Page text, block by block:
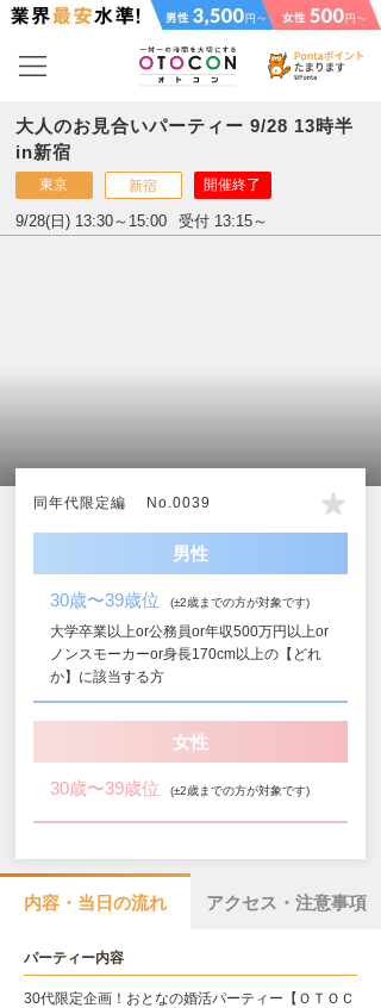
大人のお見合いパーティー 9/28 13時半
in新宿
東京 新宿 開催終了
9/28(日) 13:30～15:00 受付 13:15～
同年代限定編 No.0039
男性
30歳〜39歳位 (±2歳までの方が対象です)
大学卒業以上or公務員or年収500万円以上or
ノンスモーカーor身長170cm以上の【どれ
か】に該当する方
女性
30歳〜39歳位 (±2歳までの方が対象です)
内容・当日の流れ アクセス・注意事項
パーティー内容
30代限定企画！おとなの婚活パーティー【ＯＴＯＣ